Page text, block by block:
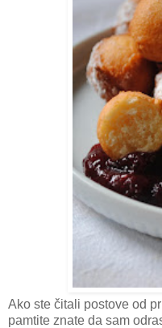
Ako ste čitali postove od
pamtite znate da sam